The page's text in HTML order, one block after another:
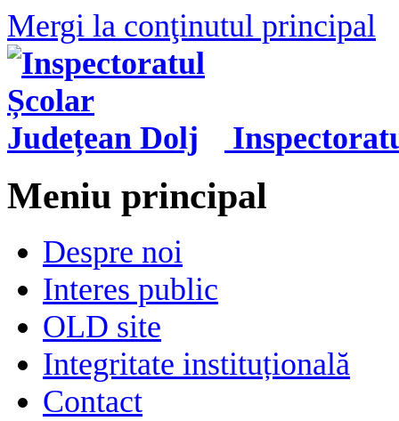
Mergi la conţinutul principal
Meniu principal
Despre noi
Interes public
OLD site
Integritate instituțională
Contact